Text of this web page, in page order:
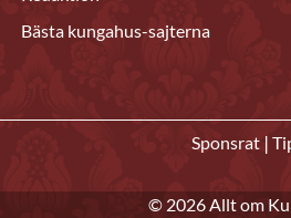
Bästa kungahus-sajterna
Sponsrat |
© 2026 Allt om